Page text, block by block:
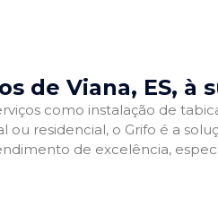
de Viana, ES, à
como instalação de
residencial, o Grifo é a
de excelência,